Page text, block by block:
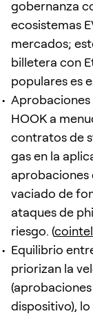
gobernanza
ecosistemas
mercados;
billetera con
populares es
Aprobaciones
HOOK a
contratos de
gas en la
aprobaciones
vaciado de
ataques de
riesgo. (
Equilibrio
priorizan la
dispositivo),